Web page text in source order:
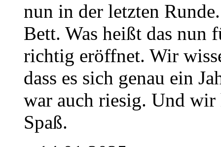
nun in der letzten
Bett. Was heißt das nun
richtig eröffnet. Wir
dass es sich genau ein
war auch riesig. Und
Spaß.